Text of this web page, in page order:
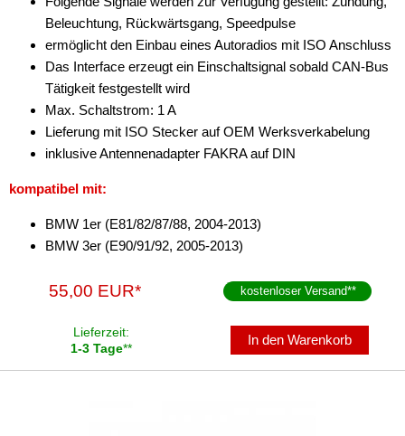
für Lincoln
für MAN
für Mazda
für Mercedes
für Mercury
für Mini
für Mitsubishi
für Opel
für Peugeot
für Porsche
Beleuchtung, Rückwärtsgang, Speedpulse
ermöglicht den Einbau eines Autoradios mit ISO Anschluss
Das Interface erzeugt ein Einschaltsignal sobald CAN-Bus
Tätigkeit festgestellt wird
Max. Schaltstrom: 1 A
Lieferung mit ISO Stecker auf OEM Werksverkabelung
inklusive Antennenadapter FAKRA auf DIN
kompatibel mit:
BMW 1er (E81/82/87/88, 2004-2013)
BMW 3er (E90/91/92, 2005-2013)
55,00 EUR* kostenloser Versand**
Lieferzeit:
1-3 Tage**
In den Warenkorb